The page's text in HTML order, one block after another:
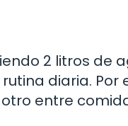
2 litros de
diaria.
entre